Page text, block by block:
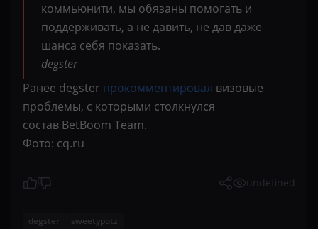
коммьюнити, мы обязаны помогать и
поддерживать, а не давить, не дав даже
шанса себя показать.
degster
Ранее degster прокомментировал визовые
проблемы, с которыми столкнулся
состав BetBoom Team.
Фото: cq.ru
undefined
degster sweetypotz